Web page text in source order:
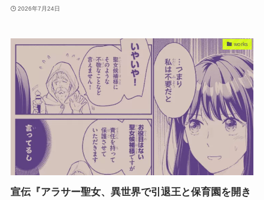
2026年7月24日
works
宣伝『アラサー聖女、異世界で引退王と保育園を開き